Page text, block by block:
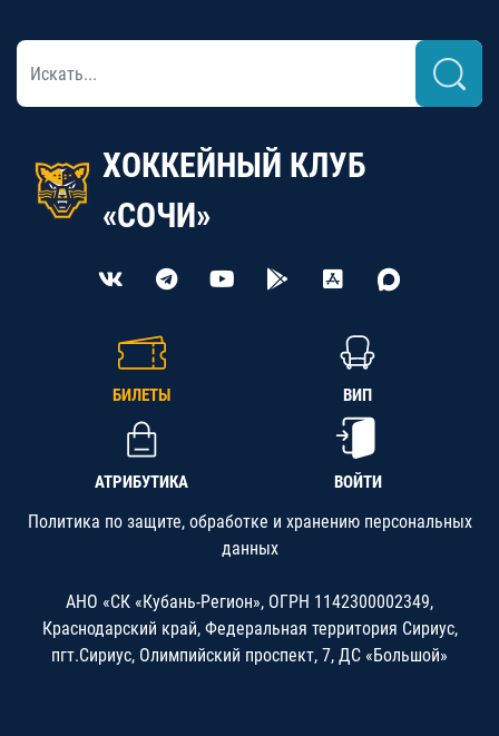
ХОККЕЙНЫЙ КЛУБ
«СОЧИ»
БИЛЕТЫ ВИП
АТРИБУТИКА ВОЙТИ
Политика по защите, обработке и хранению персональных
данных
АНО «СК «Кубань-Регион», ОГРН 1142300002349,
Краснодарский край, Федеральная территория Сириус,
пгт.Сириус, Олимпийский проспект, 7, ДС «Большой»